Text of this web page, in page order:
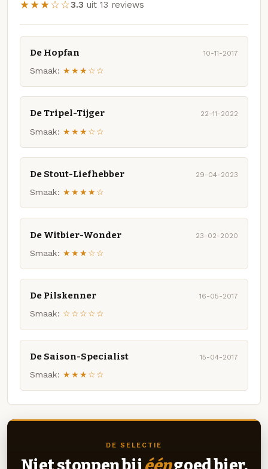
★★★☆☆3.3 uit 13 reviews
De Hopfan 10-11-2017
Smaak: ★★★☆☆
De Tripel-Tijger 22-11-2022
Smaak: ★★★☆☆
De Stout-Liefhebber 29-04-2023
Smaak: ★★★★☆
De Witbier-Wonder 23-02-2020
Smaak: ★★★☆☆
De Pilskenner 16-05-2017
Smaak: ☆☆☆☆☆
De Saison-Specialist 15-04-2017
Smaak: ★★★☆☆
DE SELECTIE